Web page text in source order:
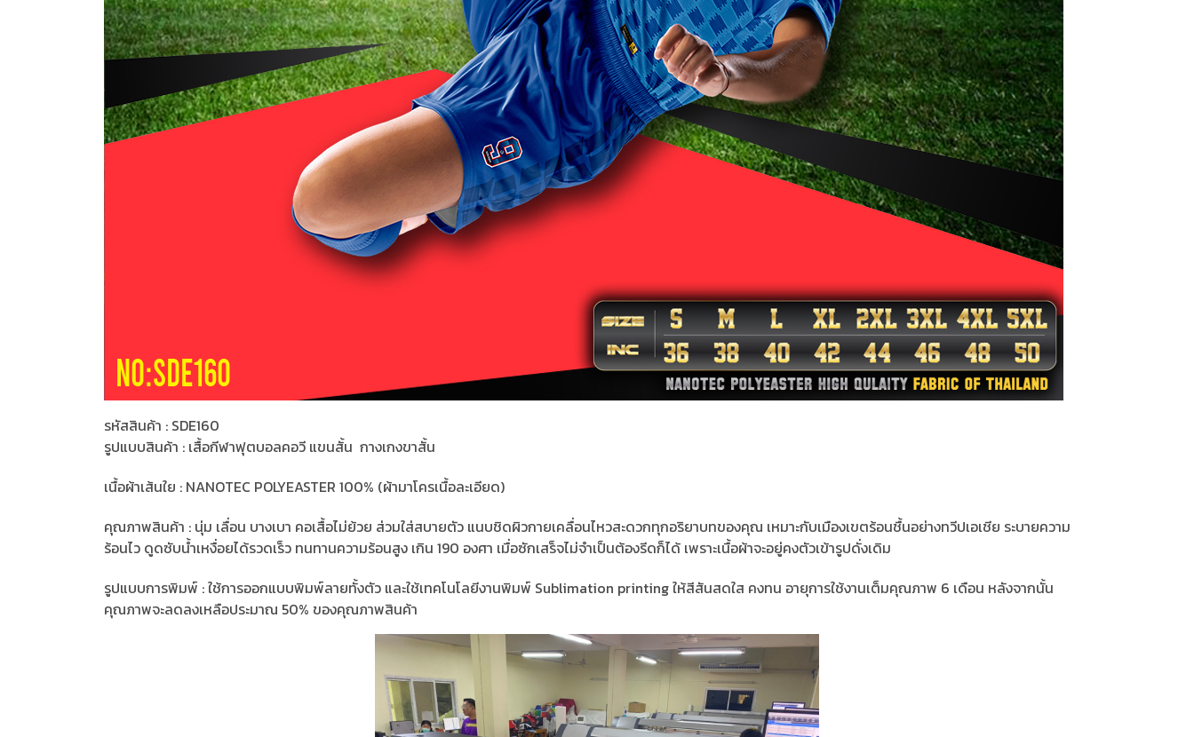
รหัสสินค้า : SDE160
รูปแบบสินค้า : เสื้อกีฬาฟุตบอลคอวี แขนสั้น กางเกงขาสั้น
เนื้อผ้าเส้นใย : NANOTEC POLYEASTER 100% (ผ้ามาโครเนื้อละเอียด)
คุณภาพสินค้า : นุ่ม เลื่อน บางเบา คอเสื้อไม่ย้วย ส่วมใส่สบายตัว แนบชิดผิวกายเคลื่อนไหวสะดวกทุกอริยาบทของคุณ เหมาะกับเมืองเขตร้อนชื้นอย่างทวีปเอเชีย ระบายความ
ร้อนไว ดูดซับน้ำเหงื่อยได้รวดเร็ว ทนทานความร้อนสูง เกิน 190 องศา เมื่อซักเสร็จไม่จำเป็นต้องรีดก็ได้ เพราะเนื้อผ้าจะอยู่คงตัวเข้ารูปดั่งเดิม
รูปแบบการพิมพ์ : ใช้การออกแบบพิมพ์ลายทั้งตัว และใช้เทคโนโลยีงานพิมพ์ Sublimation printing ให้สีสันสดใส คงทน อายุการใช้งานเต็มคุณภาพ 6 เดือน หลังจากนั้น
คุณภาพจะลดลงเหลือประมาณ 50% ของคุณภาพสินค้า